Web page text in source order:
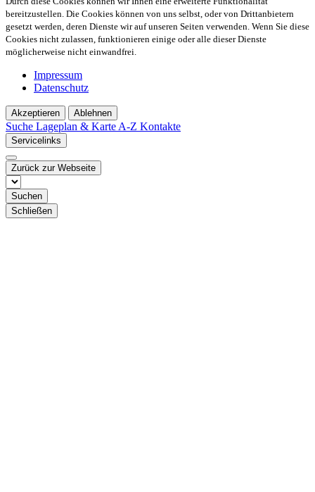
bereitzustellen. Die Cookies können von uns selbst, oder von Drittanbietern
gesetzt werden, deren Dienste wir auf unseren Seiten verwenden. Wenn Sie diese
Cookies nicht zulassen, funktionieren einige oder alle dieser Dienste
möglicherweise nicht einwandfrei.
Impressum
Datenschutz
Akzeptieren Ablehnen
Suche Lageplan & Karte A-Z Kontakte
Servicelinks
Zurück zur Webseite
Suchen
Schließen